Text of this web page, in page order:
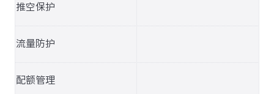
推空保护
流量防护
配额管理